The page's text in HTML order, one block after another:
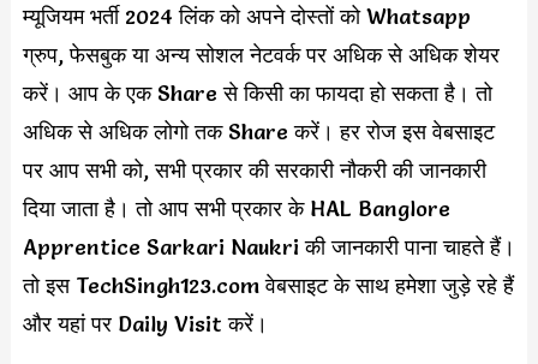
म्यूजियम भर्ती 2024 लिंक को अपने दोस्तों को Whatsapp
ग्रुप, फेसबुक या अन्य सोशल नेटवर्क पर अधिक से अधिक शेयर
करें। आप के एक Share से किसी का फायदा हो सकता है। तो
अधिक से अधिक लोगो तक Share करें। हर रोज इस वेबसाइट
पर आप सभी को, सभी प्रकार की सरकारी नौकरी की जानकारी
दिया जाता है। तो आप सभी प्रकार के HAL Banglore
Apprentice Sarkari Naukri की जानकारी पाना चाहते हैं।
तो इस TechSingh123.com वेबसाइट के साथ हमेशा जुड़े रहे हैं
और यहां पर Daily Visit करें।